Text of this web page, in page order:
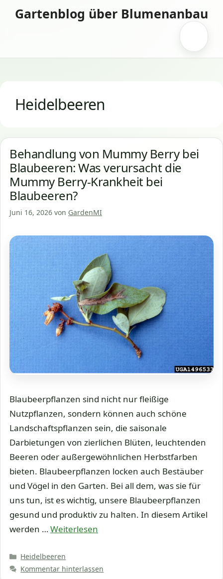
InhaltGartenblog über Blumenanbau
Heidelbeeren
Behandlung von Mummy Berry bei
Blaubeeren: Was verursacht die
Mummy Berry-Krankheit bei
Blaubeeren?
Juni 16, 2026 von GardenMI
Blaubeerpflanzen sind nicht nur fleißige
Nutzpflanzen, sondern können auch schöne
Landschaftspflanzen sein, die saisonale
Darbietungen von zierlichen Blüten, leuchtenden
Beeren oder außergewöhnlichen Herbstfarben
bieten. Blaubeerpflanzen locken auch Bestäuber
und Vögel in den Garten. Bei all dem, was sie für
uns tun, ist es wichtig, unsere Blaubeerpflanzen
gesund und produktiv zu halten. In diesem Artikel
werden …Weiterlesen
Kategorien
Heidelbeeren
Kommentar hinterlassen